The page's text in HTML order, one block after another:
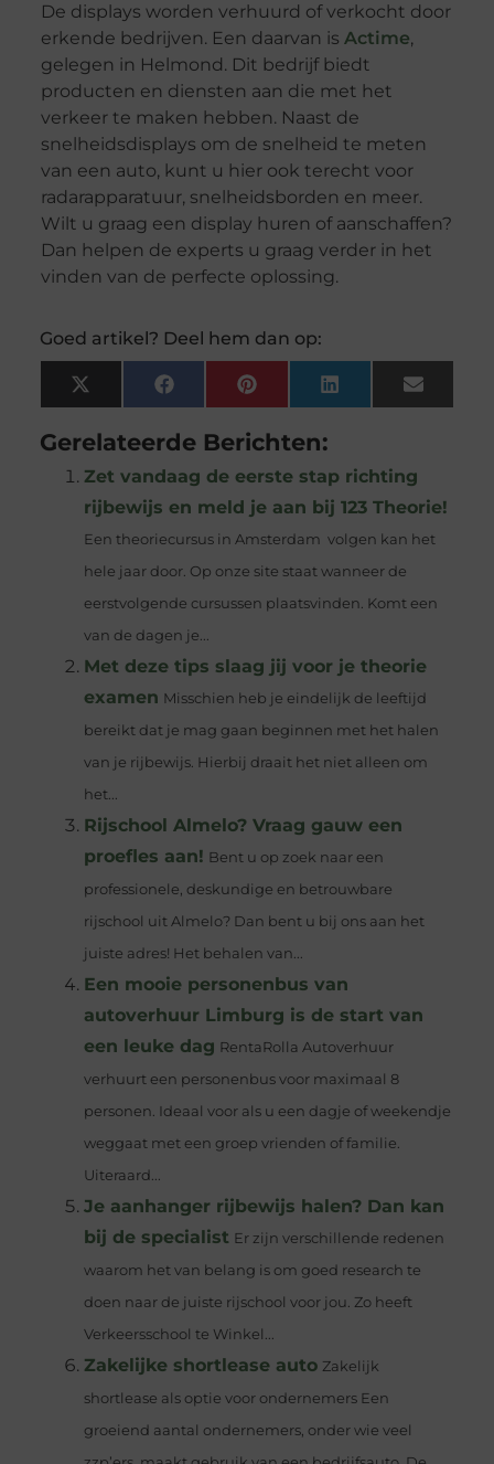
De displays worden verhuurd of verkocht door
erkende bedrijven. Een daarvan is Actime,
gelegen in Helmond. Dit bedrijf biedt
producten en diensten aan die met het
verkeer te maken hebben. Naast de
snelheidsdisplays om de snelheid te meten
van een auto, kunt u hier ook terecht voor
radarapparatuur, snelheidsborden en meer.
Wilt u graag een display huren of aanschaffen?
Dan helpen de experts u graag verder in het
vinden van de perfecte oplossing.
Goed artikel? Deel hem dan op:
X
(Twitter)
FacebookPinterestLinkedInEmail
Gerelateerde Berichten:
Zet vandaag de eerste stap richting
rijbewijs en meld je aan bij 123 Theorie!
Een theoriecursus in Amsterdam volgen kan het
hele jaar door. Op onze site staat wanneer de
eerstvolgende cursussen plaatsvinden. Komt een
van de dagen je...
Met deze tips slaag jij voor je theorie
examen Misschien heb je eindelijk de leeftijd
bereikt dat je mag gaan beginnen met het halen
van je rijbewijs. Hierbij draait het niet alleen om
het...
Rijschool Almelo? Vraag gauw een
proefles aan! Bent u op zoek naar een
professionele, deskundige en betrouwbare
rijschool uit Almelo? Dan bent u bij ons aan het
juiste adres! Het behalen van...
Een mooie personenbus van
autoverhuur Limburg is de start van
een leuke dag RentaRolla Autoverhuur
verhuurt een personenbus voor maximaal 8
personen. Ideaal voor als u een dagje of weekendje
weggaat met een groep vrienden of familie.
Uiteraard...
Je aanhanger rijbewijs halen? Dan kan
bij de specialist Er zijn verschillende redenen
waarom het van belang is om goed research te
doen naar de juiste rijschool voor jou. Zo heeft
Verkeersschool te Winkel...
Zakelijke shortlease auto Zakelijk
shortlease als optie voor ondernemers Een
groeiend aantal ondernemers, onder wie veel